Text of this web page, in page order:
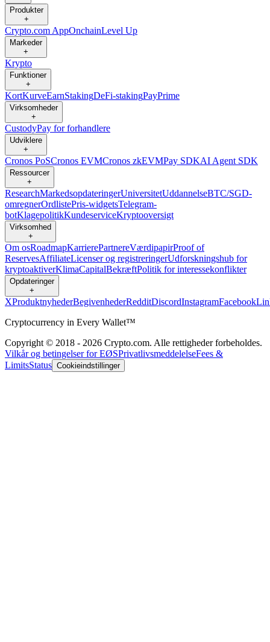
Produkter
+
Crypto.com AppOnchainLevel Up
Markeder
+
Krypto
Funktioner
+
KortKurveEarnStakingDeFi-stakingPayPrime
Virksomheder
+
CustodyPay for forhandlere
Udviklere
+
Cronos PoSCronos EVMCronos zkEVMPay SDKAI Agent SDK
Ressourcer
+
ResearchMarkedsopdateringerUniversitetUddannelseBTC/SGD-
omregnerOrdlistePris-widgetsTelegram-
botKlagepolitikKundeserviceKryptooversigt
Virksomhed
+
Om osRoadmapKarrierePartnereVærdipapirProof of
ReservesAffiliateLicenser og registreringerUdforskningshub for
kryptoaktiverKlimaCapitalBekræftPolitik for interessekonflikter
Opdateringer
+
XProduktnyhederBegivenhederRedditDiscordInstagramFacebook
Cryptocurrency in Every Wallet™
Copyright © 2018 - 2026 Crypto.com. Alle rettigheder forbeholdes.
Vilkår og betingelser for EØSPrivatlivsmeddelelseFees &
LimitsStatus Cookieindstillinger